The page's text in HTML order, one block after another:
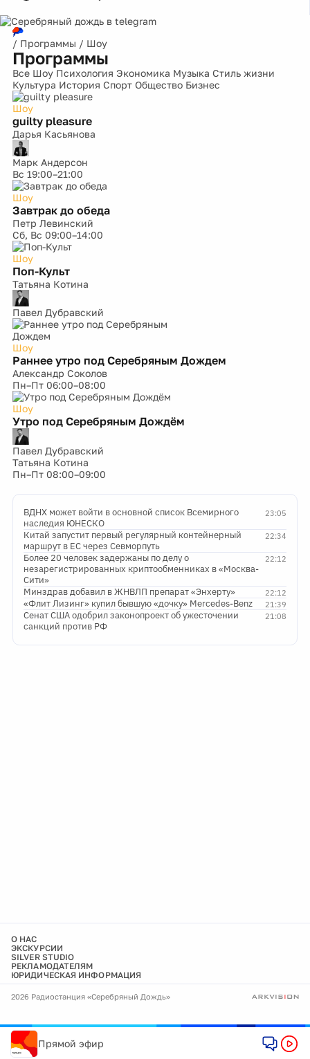
/ Программы / Шоу
Программы
Все Шоу Психология Экономика Музыка Стиль жизни
Культура История Спорт Общество Бизнес
Шоу
guilty pleasure
Дарья Касьянова
Марк Андерсон
Вс 19:00–21:00
Шоу
Завтрак до обеда
Петр Левинский
Сб, Вс 09:00–14:00
Шоу
Поп-Культ
Татьяна Котина
Павел Дубравский
Шоу
Раннее утро под Серебряным Дождем
Александр Соколов
Пн–Пт 06:00–08:00
Шоу
Утро под Серебряным Дождём
Павел Дубравский
Татьяна Котина
Пн–Пт 08:00–09:00
23:05
ВДНХ может войти в основной список Всемирного
наследия ЮНЕСКО
22:34
Китай запустит первый регулярный контейнерный
маршрут в ЕС через Севморпуть
22:12
Более 20 человек задержаны по делу о
незарегистрированных криптообменниках в «Москва-
Сити»
22:12
Минздрав добавил в ЖНВЛП препарат «Энхерту»
21:39
«Флит Лизинг» купил бывшую «дочку» Mercedes-Benz
21:08
Сенат США одобрил законопроект об ужесточении
санкций против РФ
О НАС
ЭКСКУРСИИ
SILVER STUDIO
РЕКЛАМОДАТЕЛЯМ
ЮРИДИЧЕСКАЯ ИНФОРМАЦИЯ
2026 Радиостанция «Серебряный Дождь»
Прямой эфир